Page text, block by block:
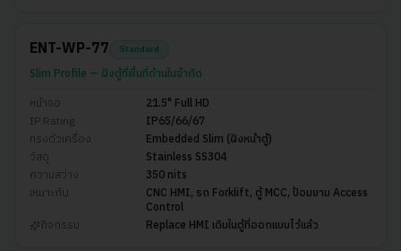
ENT-WP-77 Standard
Slim Profile — ฝังตู้ที่พื้นที่ด้านในจำกัด
หน้าจอ
21.5" Full HD
IP Rating
IP65/66/67
ทรงตัวเครื่อง
Embedded Slim (ฝังหน้าตู้)
วัสดุ
Stainless SS304
ความสว่าง
350 nits
เหมาะกับ
CNC HMI, รถ Forklift, ตู้ MCC, ป้อมยาม Access
Control
กิจกรรม
Replace HMI เดิมในตู้ที่ออกแบบไว้แล้ว